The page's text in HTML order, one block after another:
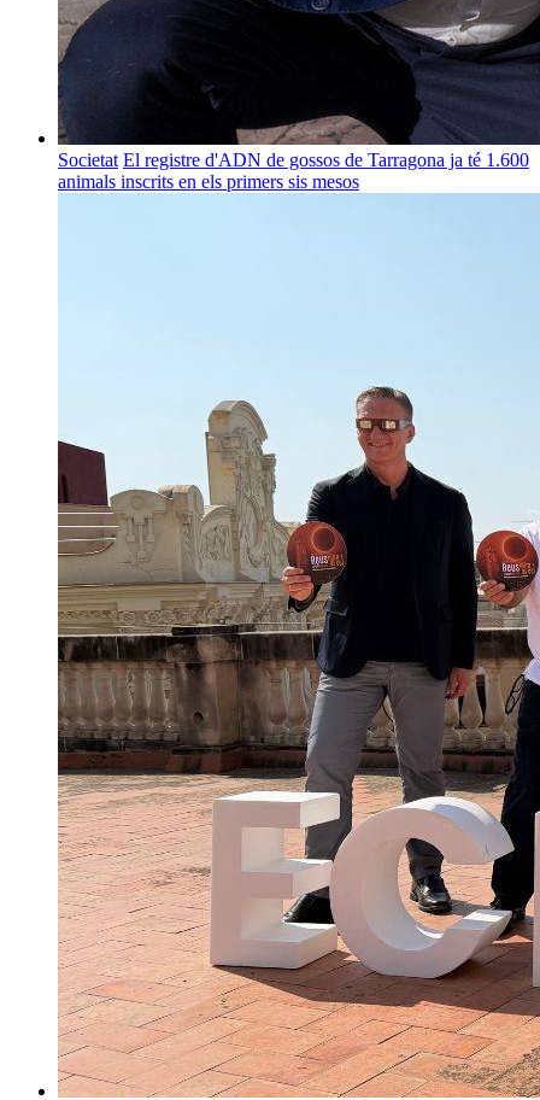
Societat El registre d'ADN de gossos de Tarragona ja té 1.600
animals inscrits en els primers sis mesos